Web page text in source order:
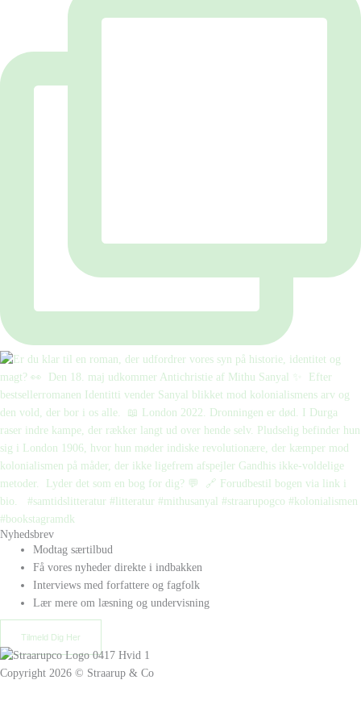
Nyhedsbrev
Modtag særtilbud
Få vores nyheder direkte i indbakken
Interviews med forfattere og fagfolk
Lær mere om læsning og undervisning
Tilmeld Dig Her
Copyright 2026 © Straarup & Co